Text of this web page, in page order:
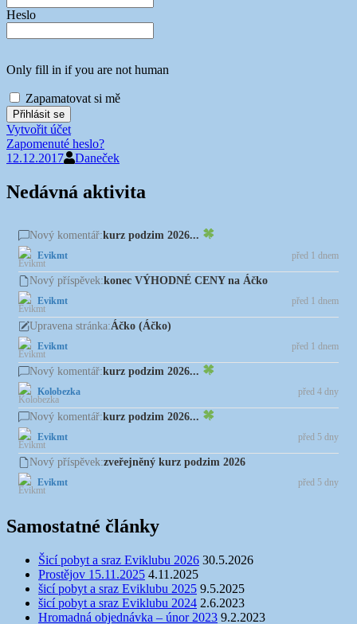
Heslo
Only fill in if you are not human
Zapamatovat si mě
Vytvořit účet
Zapomenuté heslo?
12.12.2017
Daneček
Nedávná aktivita
Nový komentář:kurz podzim 2026...
Evikmt před 1 dnem
Nový příspěvek:konec VÝHODNÉ CENY na Áčko
Evikmt před 1 dnem
Upravena stránka:Áčko (Áčko)
Evikmt před 1 dnem
Nový komentář:kurz podzim 2026...
Kolobezka před 4 dny
Nový komentář:kurz podzim 2026...
Evikmt před 5 dny
Nový příspěvek:zveřejněný kurz podzim 2026
Evikmt před 5 dny
Samostatné články
Šicí pobyt a sraz Eviklubu 2026 30.5.2026
Prostějov 15.11.2025 4.11.2025
šicí pobyt a sraz Eviklubu 2025 9.5.2025
šicí pobyt a sraz Eviklubu 2024 2.6.2023
Hromadná objednávka – únor 2023 9.2.2023